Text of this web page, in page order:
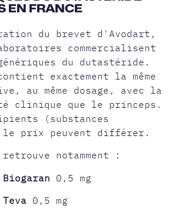
EN FRANCE
du brevet d'Avodart,
commercialisent
du dutastéride.
exactement la même
au même dosage, avec la
clinique que le princeps.
(substances
prix peuvent différer.
notamment :
0,5 mg
0,5 mg